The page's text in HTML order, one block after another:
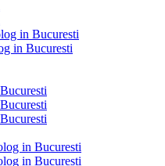
in Bucuresti
in Bucuresti
in Bucuresti
in Bucuresti